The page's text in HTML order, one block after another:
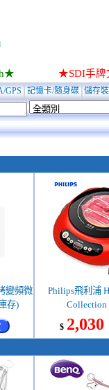
★SDI手牌
GPS 記憶卡/隨身碟 儲存
變頻微
存)
Philips飛利浦
Collection
$ 2,030